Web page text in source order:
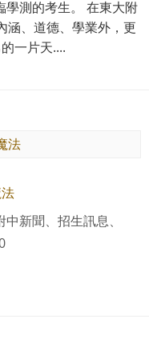
學測的考生。 在東大附
涵、道德、學業外，更
一片天....
新聞、招生訊息、